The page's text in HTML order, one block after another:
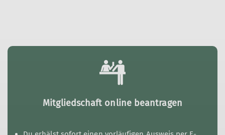
Mitgliedschaft online beantragen